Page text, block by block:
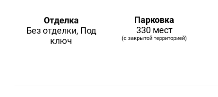
Отделка
Без отделки, Под
ключ
Парковка
330 мест
(с закрытой территорией)